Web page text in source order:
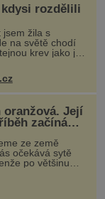
rozdělili
jsem žila s
na světě chodí
krev jako já.
vybavit
ještě malí, když
mlad
oranžová. Její
začíná
ze země
očekává sytě
po většinu
Je fialová,
téměř